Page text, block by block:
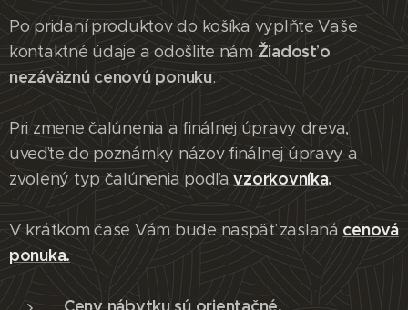
Po pridaní produktov do košíka vyplňte Vaše
kontaktné údaje a odošlite námŽiadosť o
nezáväznú cenovú ponuku.
Pri zmene čalúnenia a finálnej úpravy dreva,
uveďte do poznámky názov finálnej úpravy a
zvolený typ čalúnenia podľavzorkovníka.
V krátkom čase Vám bude naspäť zaslaná cenová
ponuka.